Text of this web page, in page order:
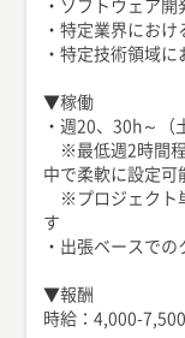
・ソフトウェア開
・特定業界にお
・特定技術領域
▼稼働
・週20、30h～（
※最低週2時間程
中で柔軟に設定可
※プロジェクト
す
・出張ベースで
▼報酬
時給：4,000-